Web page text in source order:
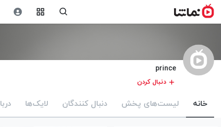
prince
دنبال کردن
خانه لیست‌های پخش دنبال کنندگان لایک‌ها